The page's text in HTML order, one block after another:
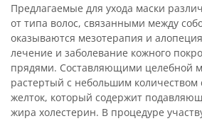
Предлагаемые для ухода маски
от типа волос, связанными между
оказываются мезотерапия и
лечение и заболевание кожного
прядями. Составляющими целебной
растертый с небольшим количеством
желток, который содержит
жира холестерин. В процедуре